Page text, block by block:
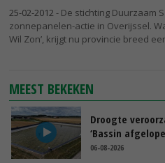
25-02-2012 - De stichting Duurzaam
zonnepanelen-actie in Overijssel.
Wil Zon’, krijgt nu provincie breed
MEEST BEKEKEN
Droogte
‘Bassin
06-08-2026